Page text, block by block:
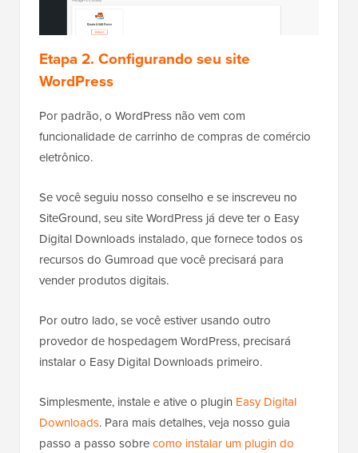
Etapa 2. Configurando seu site
WordPress
Por padrão, o WordPress não vem com
funcionalidade de carrinho de compras de comércio
eletrônico.
Se você seguiu nosso conselho e se inscreveu no
SiteGround, seu site WordPress já deve ter o Easy
Digital Downloads instalado, que fornece todos os
recursos do Gumroad que você precisará para
vender produtos digitais.
Por outro lado, se você estiver usando outro
provedor de hospedagem WordPress, precisará
instalar o Easy Digital Downloads primeiro.
Simplesmente, instale e ative o plugin Easy Digital
Downloads. Para mais detalhes, veja nosso guia
passo a passo sobrecomo instalar um plugin do